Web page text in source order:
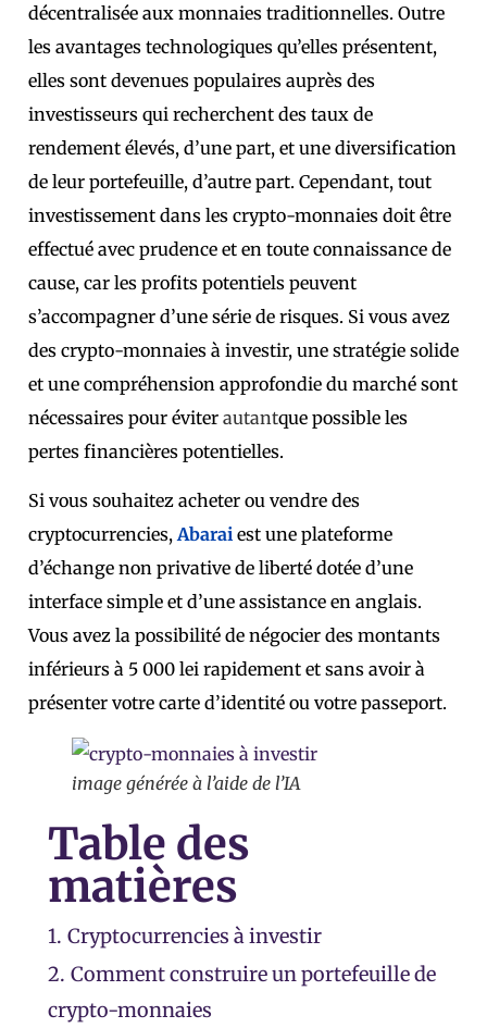
décentralisée aux monnaies traditionnelles. Outre
les avantages technologiques qu’elles présentent,
elles sont devenues populaires auprès des
investisseurs qui recherchent des taux de
rendement élevés, d’une part, et une diversification
de leur portefeuille, d’autre part. Cependant, tout
investissement dans les crypto-monnaies doit être
effectué avec prudence et en toute connaissance de
cause, car les profits potentiels peuvent
s’accompagner d’une série de risques. Si vous avez
des crypto-monnaies à investir, une stratégie solide
et une compréhension approfondie du marché sont
nécessaires pour éviter autantque possible les
pertes financières potentielles.
Si vous souhaitez acheter ou vendre des
cryptocurrencies,Abarai est une plateforme
d’échange non privative de liberté dotée d’une
interface simple et d’une assistance en anglais.
Vous avez la possibilité de négocier des montants
inférieurs à 5 000 lei rapidement et sans avoir à
présenter votre carte d’identité ou votre passeport.
image générée à l’aide de l’IA
Table des
matières
1. Cryptocurrencies à investir
2. Comment construire un portefeuille de
crypto-monnaies